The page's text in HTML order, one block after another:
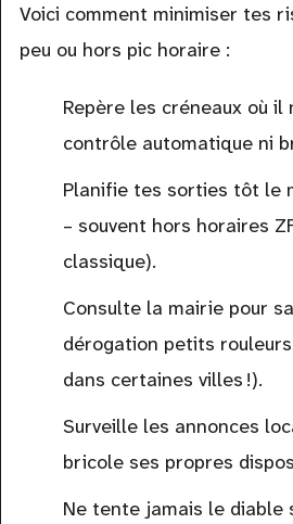
Voici comment minimiser tes
peu ou hors pic horaire :
Repère les créneaux où il
contrôle automatique ni
Planifie tes sorties tôt le
– souvent hors horaires
classique).
Consulte la mairie pour
dérogation petits
dans certaines villes !).
Surveille les annonces
bricole ses propres
Ne tente jamais le diable